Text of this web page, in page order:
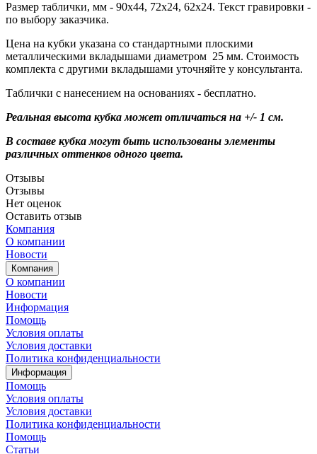
Размер таблички, мм - 90х44, 72х24, 62х24. Текст гравировки -
по выбору заказчика.
Цена на кубки указана со стандартными плоскими
металлическими вкладышами диаметром 25 мм. Стоимость
комплекта с другими вкладышами уточняйте у консультанта.
Таблички с нанесением на основаниях - бесплатно.
Реальная высота кубка может отличаться на +/- 1 см.
В составе кубка могут быть использованы элементы
различных оттенков одного цвета.
Отзывы
Отзывы
Нет оценок
Оставить отзыв
Компания
О компании
Новости
Компания
О компании
Новости
Информация
Помощь
Условия оплаты
Условия доставки
Политика конфиденциальности
Информация
Помощь
Условия оплаты
Условия доставки
Политика конфиденциальности
Помощь
Статьи